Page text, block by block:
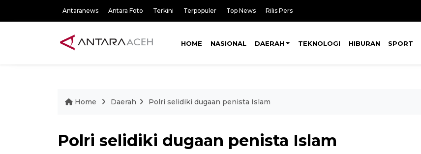
Antaranews Antara Foto Terkini Terpopuler Top News Rilis Pers
HOME NASIONAL DAERAH TEKNOLOGI HIBURAN SPORT
Home Daerah Polri selidiki dugaan penista Islam
Polri selidiki dugaan penista Islam